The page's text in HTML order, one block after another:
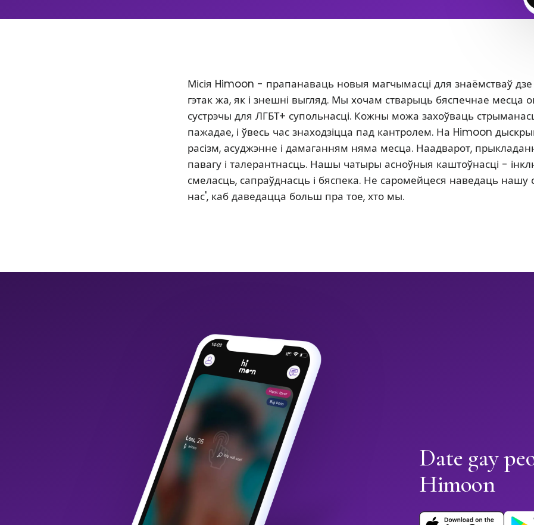
Місія Himoon - прапанаваць новыя магчымасці для знаёмстваў дзе
гэтак жа, як і знешні выгляд. Мы хочам стварыць бяспечнае месца
сустрэчы для ЛГБТ+ супольнасці. Кожны можа захоўваць
пажадае, і ўвесь час знаходзіцца пад кантролем. На Himoon
расізм, асуджэнне і дамаганням няма месца. Наадварот,
павагу і талерантнасць. Нашы чатыры асноўныя каштоўнасці -
смеласць, сапраўднасць і бяспека. Не саромейцеся наведаць нашу
нас', каб даведацца больш пра тое, хто мы.
Date gay
Himoon